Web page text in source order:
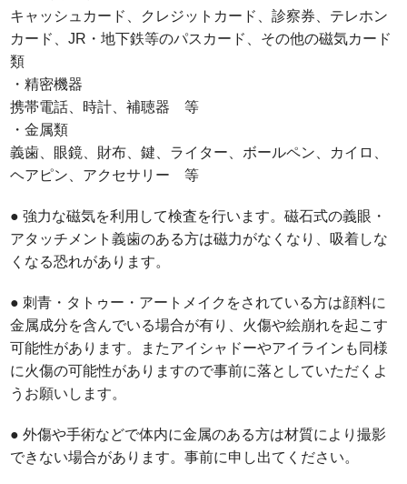
キャッシュカード、クレジットカード、診察券、テレホン
カード、JR・地下鉄等のパスカード、その他の磁気カード
類
・精密機器
携帯電話、時計、補聴器 等
・金属類
義歯、眼鏡、財布、鍵、ライター、ボールペン、カイロ、
ヘアピン、アクセサリー 等
● 強力な磁気を利用して検査を行います。磁石式の義眼・
アタッチメント義歯のある方は磁力がなくなり、吸着しな
くなる恐れがあります。
● 刺青・タトゥー・アートメイクをされている方は顔料に
金属成分を含んでいる場合が有り、火傷や絵崩れを起こす
可能性があります。またアイシャドーやアイラインも同様
に火傷の可能性がありますので事前に落としていただくよ
うお願いします。
● 外傷や手術などで体内に金属のある方は材質により撮影
できない場合があります。事前に申し出てください。